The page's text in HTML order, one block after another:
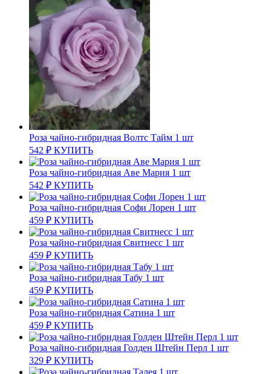
Роза чайно-гибридная Волтс Тайм 1 шт
542 ₽ КУПИТЬ
Роза чайно-гибридная Аве Мария 1 шт
542 ₽ КУПИТЬ
Роза чайно-гибридная Софи Лорен 1 шт
459 ₽ КУПИТЬ
Роза чайно-гибридная Свитнесс 1 шт
459 ₽ КУПИТЬ
Роза чайно-гибридная Табу 1 шт
459 ₽ КУПИТЬ
Роза чайно-гибридная Сатина 1 шт
459 ₽ КУПИТЬ
Роза чайно-гибридная Голден Штейн Перл 1 шт
329 ₽ КУПИТЬ